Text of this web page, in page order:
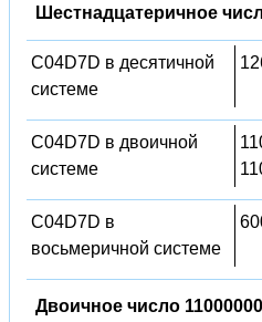
Шестнадцатеричное
C04D7D в десятичной
системе
C04D7D в двоичной
системе
C04D7D в
восьмеричной системе
Двоичное число